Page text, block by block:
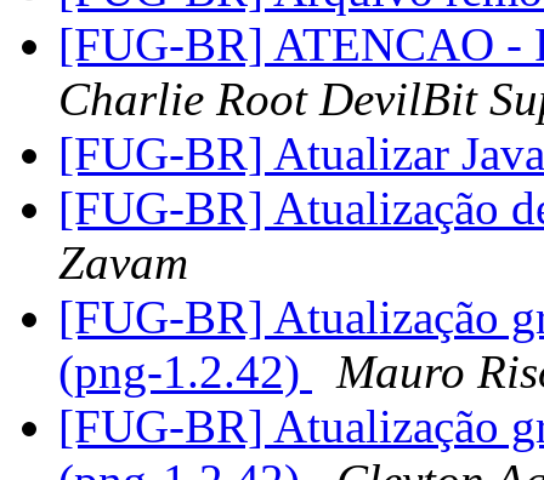
[FUG-BR] ATENCAO -
Charlie Root DevilBit
[FUG-BR] Atualizar
[FUG-BR] Atualização
Zavam
[FUG-BR] Atualização
(png-1.2.42)
Mauro
[FUG-BR] Atualização